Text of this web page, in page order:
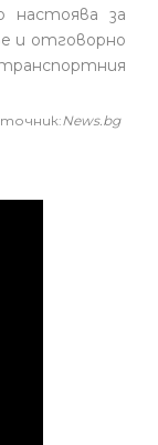
настоява за
и отговорно
News.bg